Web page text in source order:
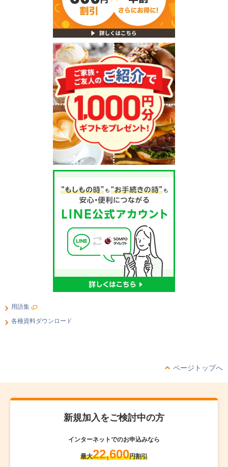
用語集
各種資料ダウンロード
ページトップへ
新規加入をご検討中の方
インターネットでのお申込みなら
最大22,600円割引